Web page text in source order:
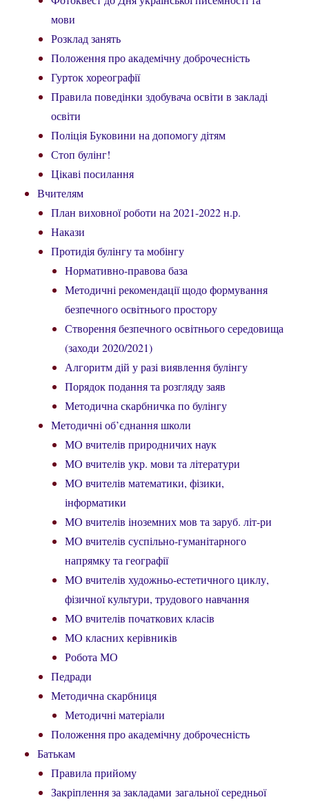
мови
Розклад занять
Положення про академічну доброчесність
Гурток хореографії
Правила поведінки здобувача освіти в закладі
освіти
Поліція Буковини на допомогу дітям
Стоп булінг!
Цікаві посилання
Вчителям
План виховної роботи на 2021-2022 н.р.
Накази
Протидія булінгу та мобінгу
Нормативно-правова база
Методичні рекомендації щодо формування
безпечного освітнього простору
Створення безпечного освітнього середовища
(заходи 2020/2021)
Алгоритм дій у разі виявлення булінгу
Порядок подання та розгляду заяв
Методична скарбничка по булінгу
Методичні об’єднання школи
МО вчителів природничих наук
МО вчителів укр. мови та літератури
МО вчителів математики, фізики,
інформатики
МО вчителів іноземних мов та заруб. літ-ри
МО вчителів суспільно-гуманітарного
напрямку та географії
МО вчителів художньо-естетичного циклу,
фізичної культури, трудового навчання
МО вчителів початкових класів
МО класних керівників
Робота МО
Педради
Методична скарбниця
Методичні матеріали
Положення про академічну доброчесність
Батькам
Правила прийому
Закріплення за закладами загальної середньої